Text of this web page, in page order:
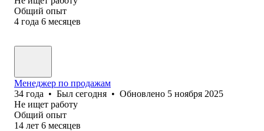
Общий опыт
4 года 6 месяцев
Менеджер по продажам
34 года • Был сегодня • Обновлено 5 ноября 2025
Не ищет работу
Общий опыт
14 лет 6 месяцев